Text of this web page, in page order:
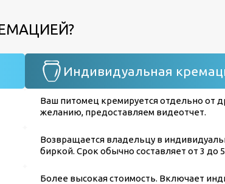
Индивидуальная
Ваш питомец кремируется отдельно от
желанию, предоставляем видеотчет.
Возвращается владельцу в
биркой. Срок обычно составляет от 3 до
Более высокая стоимость. Включает